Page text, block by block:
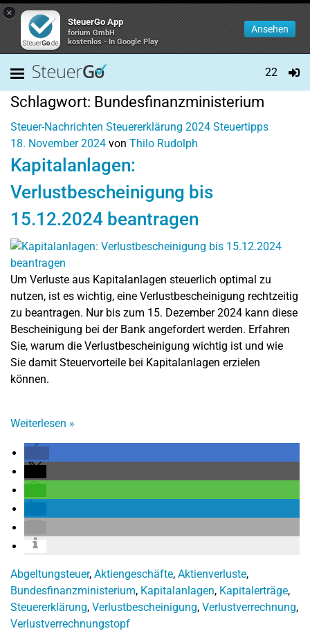
×
SteuerGo App
forium GmbH
kostenlos - In Google Play
Ansehen
22
Schlagwort: Bundesfinanzministerium
Steuer-Nachrichten Steuererklärung 2024 Steuertipps
18. November 2024 von Thilo Rudolph
Kapitalanlagen:
Verlustbescheinigung bis
15.12.2024 beantragen
Um Verluste aus Kapitalanlagen steuerlich optimal zu
nutzen, ist es wichtig, eine Verlustbescheinigung rechtzeitig
zu beantragen. Nur bis zum 15. Dezember 2024 kann diese
Bescheinigung bei der Bank angefordert werden. Erfahren
Sie, warum die Verlustbescheinigung wichtig ist und wie
Sie damit Steuervorteile bei Kapitalanlagen erzielen
können.
Weiterlesen »
Abgeltungsteuer, Aktiengeschäfte, Aktienverluste,
Bundesfinanzministerium, Kapitalanlagen, Kapitalerträge,
Steuererklärung, Verlustbescheinigung, Verlustverrechnung,
Verlustverrechnungstopf